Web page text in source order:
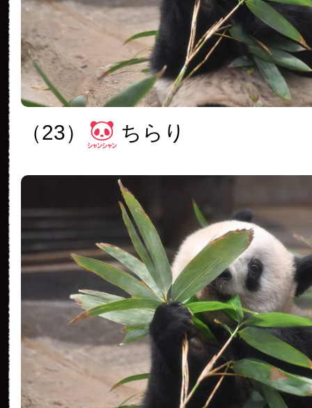
（23） ちらり